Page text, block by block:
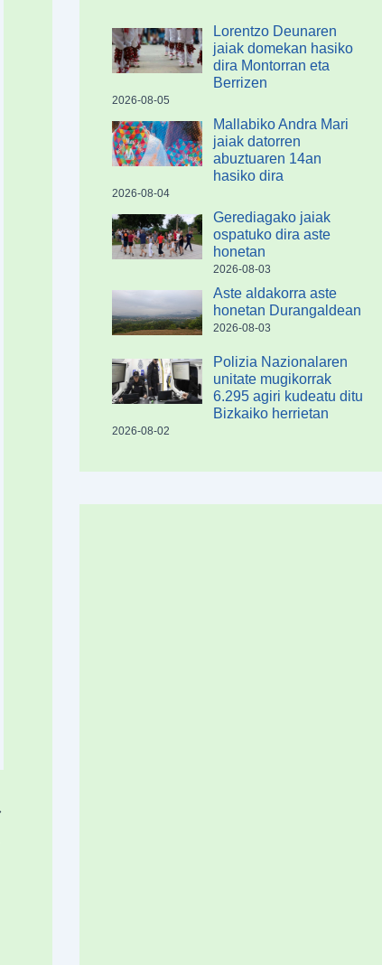
Lorentzo Deunaren
jaiak domekan hasiko
dira Montorran eta
Berrizen
2026-08-05
Mallabiko Andra Mari
jaiak datorren
abuztuaren 14an
hasiko dira
2026-08-04
Gerediagako jaiak
ospatuko dira aste
honetan
2026-08-03
Aste aldakorra aste
honetan Durangaldean
2026-08-03
Polizia Nazionalaren
unitate mugikorrak
6.295 agiri kudeatu ditu
Bizkaiko herrietan
2026-08-02